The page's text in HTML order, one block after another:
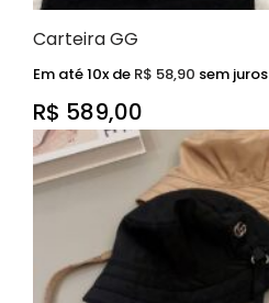
Carteira GG
R$ 589,00
Em até 10x de R$ 58,90 sem juros